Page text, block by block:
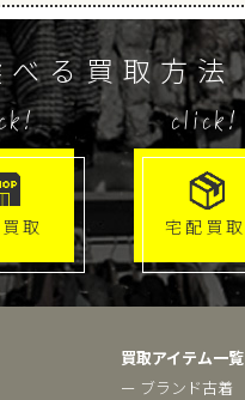
べる買取方法
取
click!
宅配買取
買取アイテム一覧
ー ブランド古着